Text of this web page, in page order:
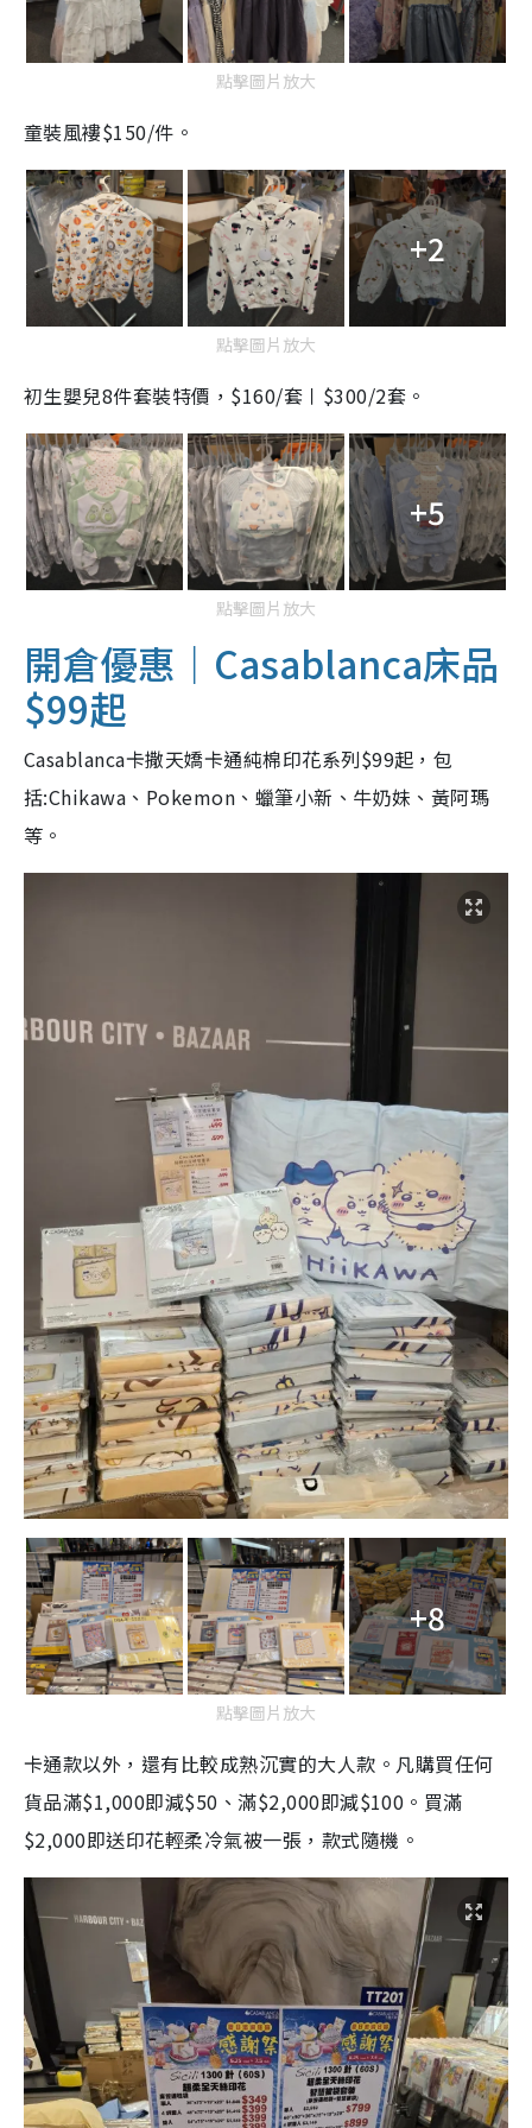
點擊圖片放大
童裝風褸$150/件。
+2
點擊圖片放大
初生嬰兒8件套裝特價，$160/套〡$300/2套。
+5
點擊圖片放大
開倉優惠｜Casablanca床品
$99起
Casablanca卡撒天嬌卡通純棉印花系列$99起，包
括:Chikawa、Pokemon、蠟筆小新、牛奶妹、黃阿瑪
等。
+8
點擊圖片放大
卡通款以外，還有比較成熟沉實的大人款。凡購買任何
貨品滿$1,000即減$50、滿$2,000即減$100。買滿
$2,000即送印花輕柔冷氣被一張，款式隨機。